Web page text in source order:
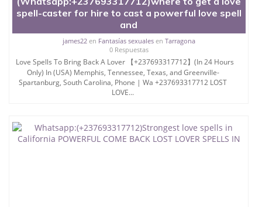
spell-caster for hire to cast a powerful love spell
and
james22en Fantasías sexualesen Tarragona
0 Respuestas
Love Spells To Bring Back A Lover 【+237693317712】(In 24 Hours
Only) In (USA) Memphis, Tennessee, Texas, and Greenville-
Spartanburg, South Carolina, Phone | Wa +237693317712 LOST
LOVE...